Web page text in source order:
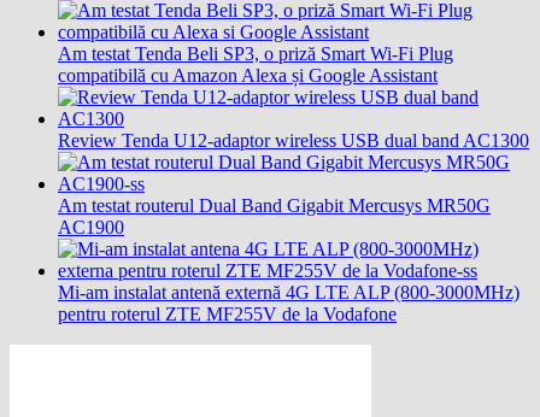
Am testat Tenda Beli SP3, o priză Smart Wi-Fi Plug
compatibilă cu Amazon Alexa și Google Assistant
Review Tenda U12-adaptor wireless USB dual band AC1300
Am testat routerul Dual Band Gigabit Mercusys MR50G
AC1900
Mi-am instalat antenă externă 4G LTE ALP (800-3000MHz)
pentru roterul ZTE MF255V de la Vodafone